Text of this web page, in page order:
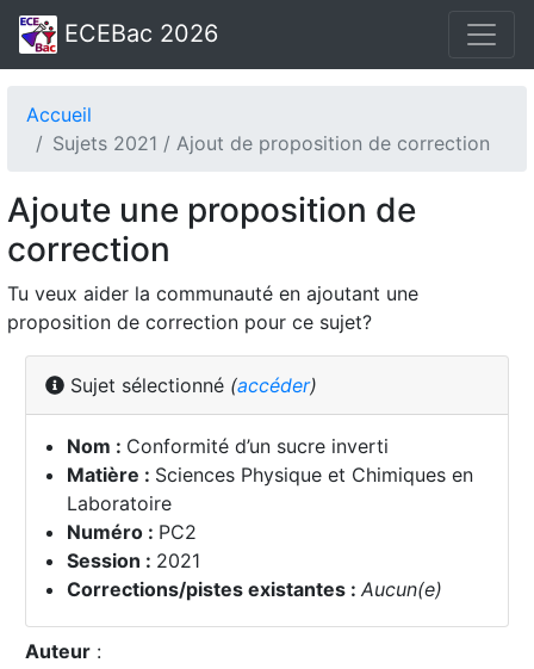
ECEBac 2026
Accueil
Sujets 2021 / Ajout de proposition de correction
Ajoute une proposition de
correction
Tu veux aider la communauté en ajoutant une
proposition de correction pour ce sujet?
Sujet sélectionné (accéder)
Nom : Conformité d’un sucre inverti
Matière : Sciences Physique et Chimiques en
Laboratoire
Numéro : PC2
Session : 2021
Corrections/pistes existantes : Aucun(e)
Auteur :